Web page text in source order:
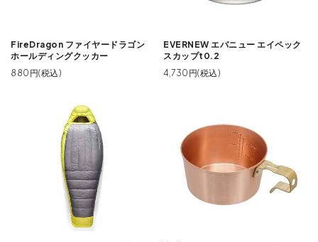
FireDragon ファイヤードラゴン
ホールディングクッカー
880円(税込)
EVERNEW エバニュー エイペック
スカップt0.2
4,730円(税込)